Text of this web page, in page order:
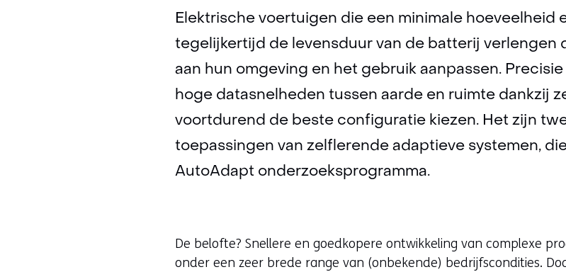
Elektrische voertuigen die een minimale hoeveelheid
tegelijkertijd de levensduur van de batterij verlengen
aan hun omgeving en het gebruik aanpassen.
hoge datasnelheden tussen aarde en ruimte dankzij
voortdurend de beste configuratie kiezen. Het zijn
toepassingen van zelflerende adaptieve systemen,
AutoAdapt onderzoeksprogramma.
De belofte? Snellere en goedkopere ontwikkeling van complexe
onder een zeer brede range van (onbekende) bedrijfscondities.